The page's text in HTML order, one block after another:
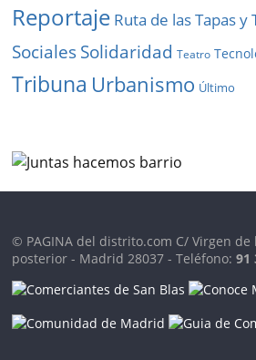
Reportaje Ruta de las Tapas y
SocialesSolidaridad Teatro
Tribuna Urbanismo Último
© PAGINA del distrito.com C/ Virgen de
posterior - Madrid 28037 - Teléfono:91